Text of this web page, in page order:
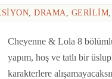
, DRAMA, GERILIM,
Cheyenne & Lola 8
yapım, hoş ve tatlı bir
karakterlere